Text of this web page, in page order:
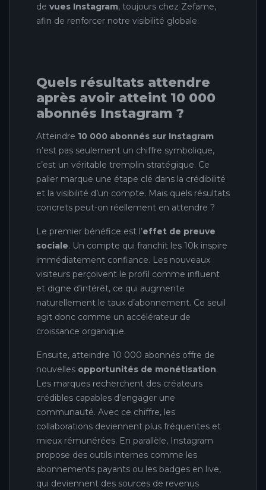
de vues Instagram, toujours chez Zefame,
afin de renforcer notre visibilité globale.
Quels résultats attendre
après avoir atteint 10 000
abonnés Instagram ?
Atteindre 10 000 abonnés sur Instagram
n’est pas seulement un chiffre symbolique,
c’est un véritable tremplin stratégique. Ce
palier marque une étape clé dans la crédibilité
et la visibilité d’un compte. Mais quels résultats
concrets peut-on réellement en attendre ?
Le premier bénéfice est l’effet de preuve
sociale. Un compte qui franchit les 10k inspire
immédiatement confiance. Les nouveaux
visiteurs perçoivent le profil comme influent
et digne d’intérêt, ce qui augmente
naturellement le taux d’abonnement. Ce seuil
agit donc comme un accélérateur de
croissance organique.
Ensuite, atteindre 10 000 abonnés offre de
nouvelles opportunités de monétisation.
Les marques recherchent des créateurs
crédibles capables d’engager une
communauté. Avec ce chiffre, les
collaborations deviennent plus fréquentes et
mieux rémunérées. En parallèle, Instagram
propose des outils internes comme les
abonnements payants ou les badges en live,
qui deviennent des sources de revenus